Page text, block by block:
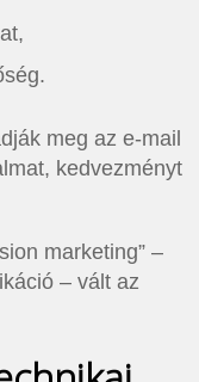
meg az e-mail
kedvezményt
marketing” –
– vált az